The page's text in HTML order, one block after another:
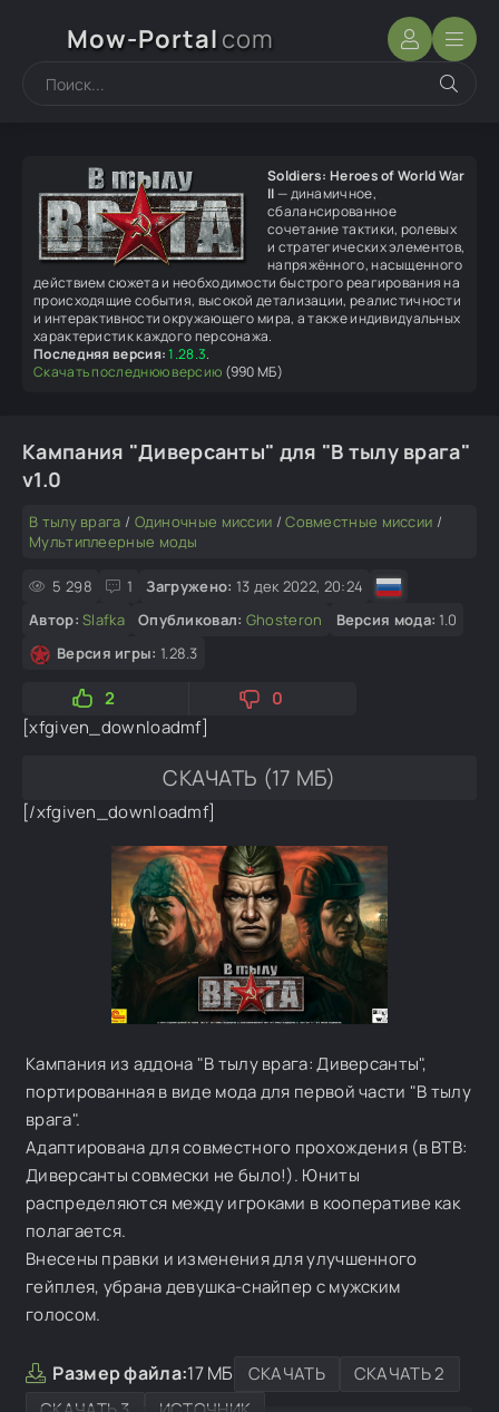
Mow-Portal com
Soldiers: Heroes of World War
II— динамичное,
сбалансированное
сочетание тактики, ролевых
и стратегических элементов,
напряжённого, насыщенного
действием сюжета и необходимости быстрого реагирования на
происходящие события, высокой детализации, реалистичности
и интерактивности окружающего мира, а также индивидуальных
характеристик каждого персонажа.
Последняя версия:1.28.3.
Скачать последнюю версию (990 МБ)
Кампания "Диверсанты" для "В тылу врага"
v1.0
В тылу врага / Одиночные миссии /Совместные миссии /
Мультиплеерные моды
5 298 1 Загружено: 13 дек 2022, 20:24
Автор: Slafka Опубликовал: Ghosteron Версия мода: 1.0
Версия игры: 1.28.3
2
0
[xfgiven_downloadmf]
СКАЧАТЬ (17 МБ)
[/xfgiven_downloadmf]
Кампания из аддона "В тылу врага: Диверсанты",
портированная в виде мода для первой части "В тылу
врага".
Адаптирована для совместного прохождения (в ВТВ:
Диверсанты совмески не было!). Юниты
распределяются между игроками в кооперативе как
полагается.
Внесены правки и изменения для улучшенного
гейплея, убрана девушка-снайпер с мужским
голосом.
Размер файла:17 МБ СКАЧАТЬ
СКАЧАТЬ 2